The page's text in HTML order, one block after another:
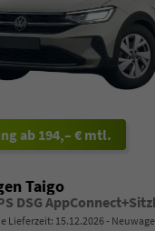
ab 194,– € mtl.
Taigo
Lieferzeit: 15.12.2026